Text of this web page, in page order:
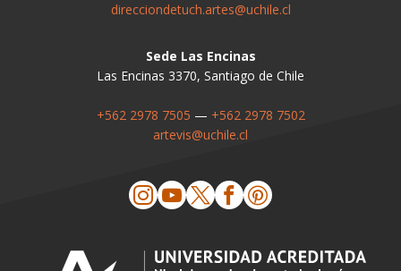
direcciondetuch.artes@uchile.cl
Sede Las Encinas
Las Encinas 3370, Santiago de Chile
+562 2978 7505 — +562 2978 7502
artevis@uchile.cl